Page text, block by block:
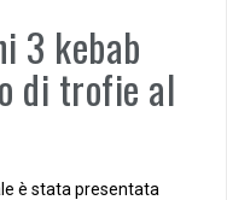
3 kebab
di trofie al
è stata presentata